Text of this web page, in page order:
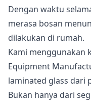
Dengan waktu
merasa bosan
dilakukan di rumah.
Kami menggunakan
Equipment
laminated glass dari
Bukan hanya dari